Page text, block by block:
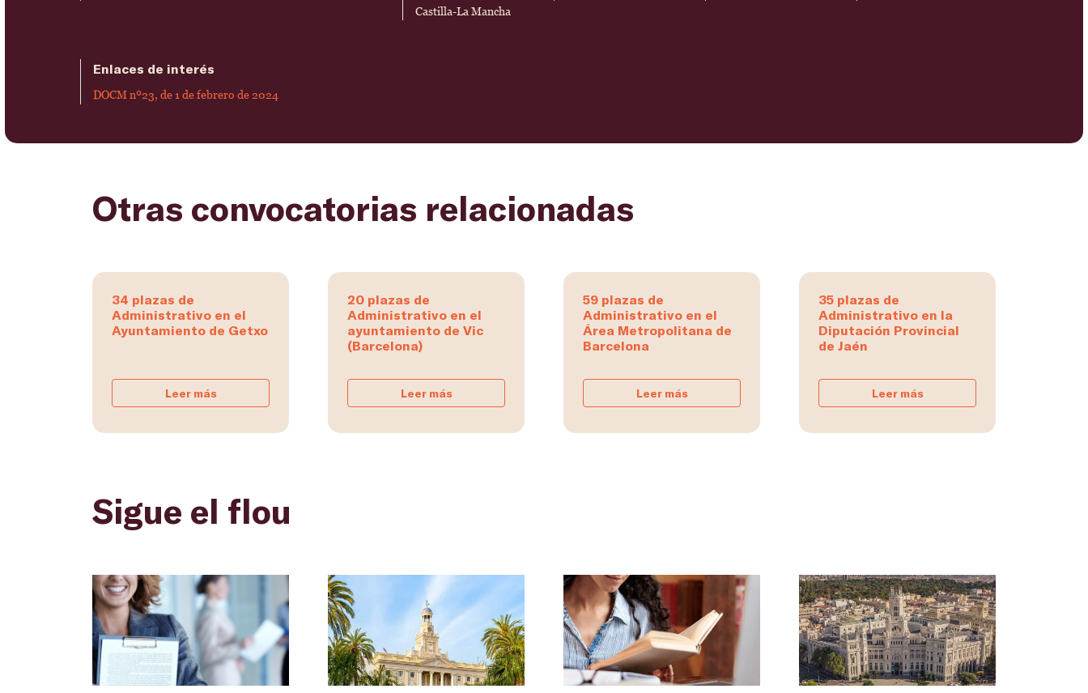
Castilla-La Mancha
Enlaces de interés
DOCM nº23, de 1 de febrero de 2024
Otras convocatorias relacionadas
34 plazas de
Administrativo en el
Ayuntamiento de Getxo
Leer más
20 plazas de
Administrativo en el
ayuntamiento de Vic
(Barcelona)
Leer más
59 plazas de
Administrativo en el
Área Metropolitana de
Barcelona
Leer más
35 plazas de
Administrativo en la
Diputación Provincial
de Jaén
Leer más
Sigue el flou